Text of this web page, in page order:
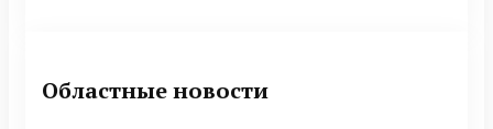
Областные новости